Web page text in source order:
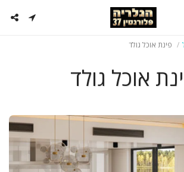
פינת אוכל גולד
אוכל גולד